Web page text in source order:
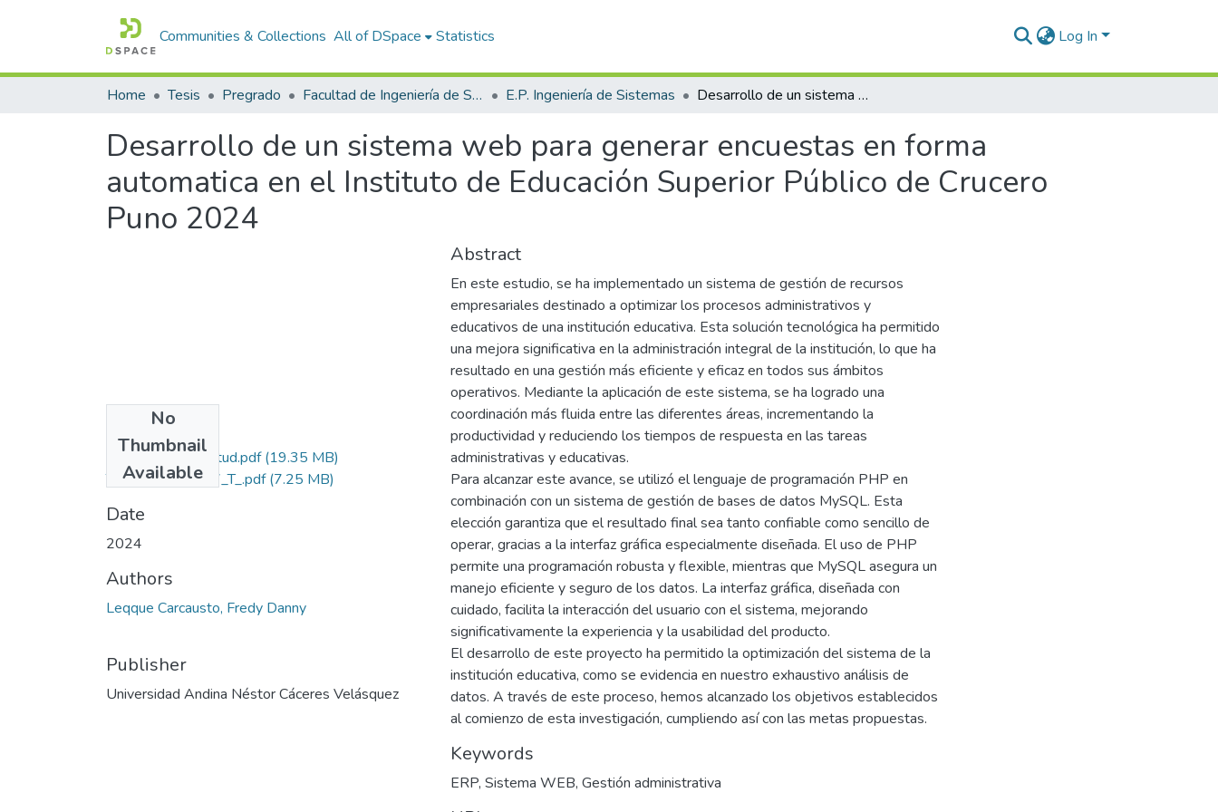
Communities & Collections All of DSpace Statistics Log In
Home Tesis Pregrado Facultad de Ingeniería de Sistemas E.P. Ingeniería de Sistemas Desarrollo de un sistema web para generar encuestas en forma automatica en el Instituto de Educación Superior Público de Crucero Puno 2024
Desarrollo de un sistema web para generar encuestas en forma
automatica en el Instituto de Educación Superior Público de Crucero
Puno 2024
No
Thumbnail
Available
Grado de Similitud.pdf(19.35 MB)
T036_73770117_T_.pdf(7.25 MB)
Date
2024
Authors
Leqque Carcausto, Fredy Danny
Publisher
Universidad Andina Néstor Cáceres Velásquez
Abstract
En este estudio, se ha implementado un sistema de gestión de recursos
empresariales destinado a optimizar los procesos administrativos y
educativos de una institución educativa. Esta solución tecnológica ha permitido
una mejora significativa en la administración integral de la institución, lo que ha
resultado en una gestión más eficiente y eficaz en todos sus ámbitos
operativos. Mediante la aplicación de este sistema, se ha logrado una
coordinación más fluida entre las diferentes áreas, incrementando la
productividad y reduciendo los tiempos de respuesta en las tareas
administrativas y educativas.
Para alcanzar este avance, se utilizó el lenguaje de programación PHP en
combinación con un sistema de gestión de bases de datos MySQL. Esta
elección garantiza que el resultado final sea tanto confiable como sencillo de
operar, gracias a la interfaz gráfica especialmente diseñada. El uso de PHP
permite una programación robusta y flexible, mientras que MySQL asegura un
manejo eficiente y seguro de los datos. La interfaz gráfica, diseñada con
cuidado, facilita la interacción del usuario con el sistema, mejorando
significativamente la experiencia y la usabilidad del producto.
El desarrollo de este proyecto ha permitido la optimización del sistema de la
institución educativa, como se evidencia en nuestro exhaustivo análisis de
datos. A través de este proceso, hemos alcanzado los objetivos establecidos
al comienzo de esta investigación, cumpliendo así con las metas propuestas.
Keywords
ERP, Sistema WEB, Gestión administrativa